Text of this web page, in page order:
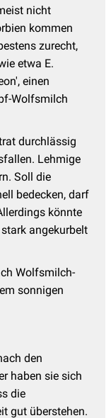
nicht
kommen
zurecht,
etwa E.
einen
Wolfsmilch
durchlässig
Lehmige
Soll die
bedecken, darf
könnte
angekurbelt
Wolfsmilch-
sonnigen
den
haben sie sich
die
gut überstehen.